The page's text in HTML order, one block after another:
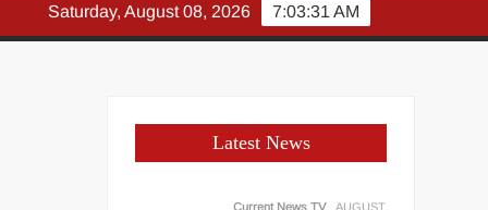
7:03:32 AM
Saturday, August 08, 2026
Latest News
Current News TV
AUGUST